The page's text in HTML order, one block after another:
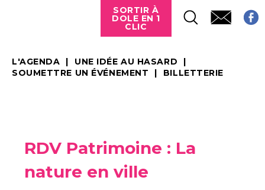
SORTIR À
DOLE EN 1
CLIC
L'AGENDA
UNE IDÉE AU HASARD
SOUMETTRE UN ÉVÉNEMENT
BILLETTERIE
RDV Patrimoine : La
nature en ville